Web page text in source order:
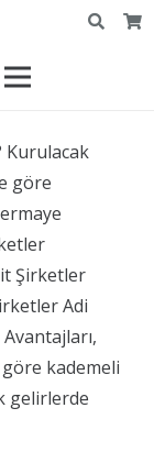
Kurulacak
göre
Şirketler
Adi
kademeli
gelirlerde